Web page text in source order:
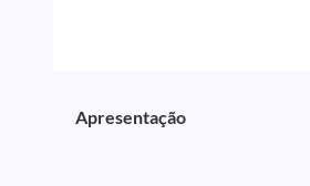
Apresentação